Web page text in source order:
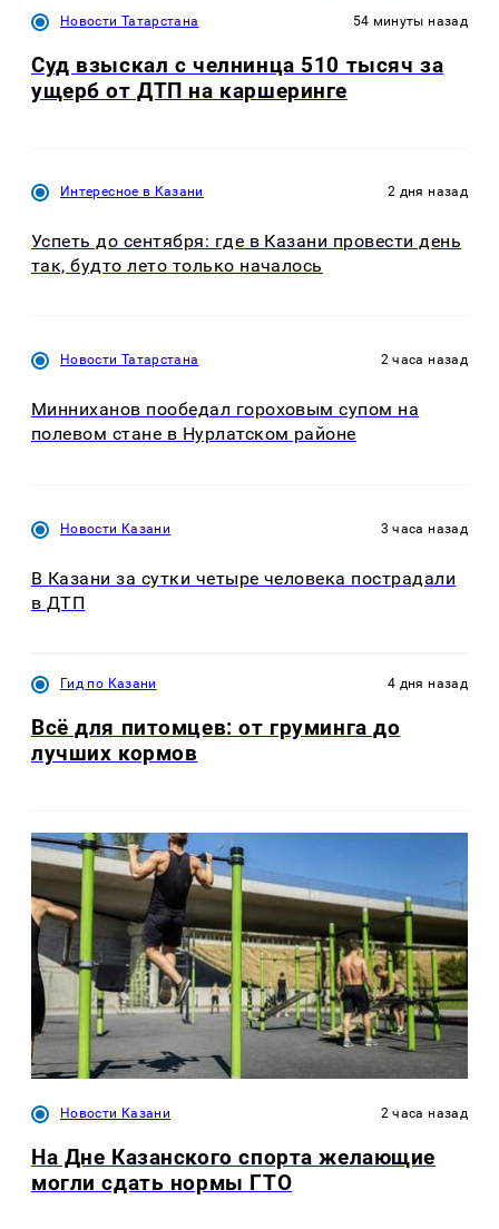
Новости Татарстана 54 минуты назад
Суд взыскал с челнинца 510 тысяч за
ущерб от ДТП на каршеринге
Интересное в Казани 2 дня назад
Успеть до сентября: где в Казани провести день
так, будто лето только началось
Новости Татарстана 2 часа назад
Минниханов пообедал гороховым супом на
полевом стане в Нурлатском районе
Новости Казани 3 часа назад
В Казани за сутки четыре человека пострадали
в ДТП
Гид по Казани 4 дня назад
Всё для питомцев: от груминга до
лучших кормов
Новости Казани 2 часа назад
На Дне Казанского спорта желающие
могли сдать нормы ГТО